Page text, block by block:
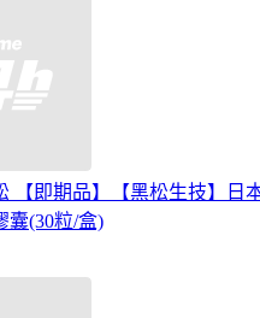
【即期品】【黑松生技】日
囊(30粒/盒)